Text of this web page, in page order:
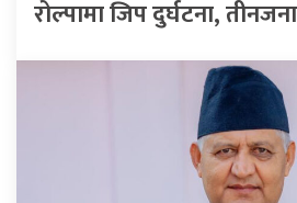
रोल्पामा जिप दुर्घटना,